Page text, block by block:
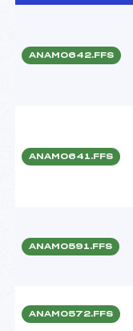
ANAM0642.FFS
ANAM0641.FFS
ANAM0591.FFS
ANAM0572.FFS